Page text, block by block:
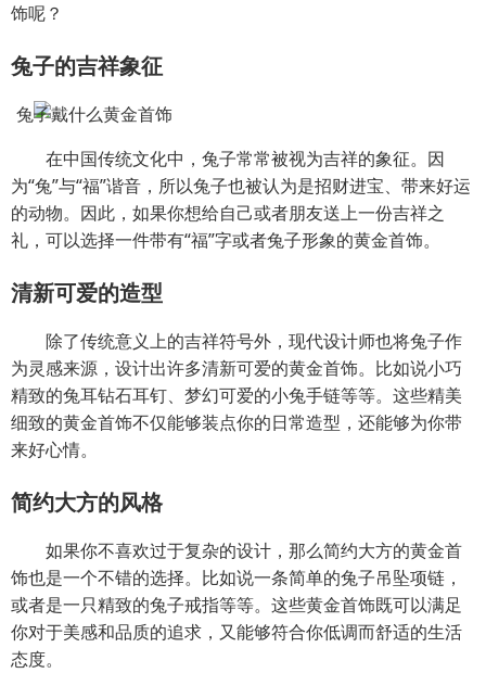
饰呢？
兔子的吉祥象征
在中国传统文化中，兔子常常被视为吉祥的象征。因
为“兔”与“福”谐音，所以兔子也被认为是招财进宝、带来好运
的动物。因此，如果你想给自己或者朋友送上一份吉祥之
礼，可以选择一件带有“福”字或者兔子形象的黄金首饰。
清新可爱的造型
除了传统意义上的吉祥符号外，现代设计师也将兔子作
为灵感来源，设计出许多清新可爱的黄金首饰。比如说小巧
精致的兔耳钻石耳钉、梦幻可爱的小兔手链等等。这些精美
细致的黄金首饰不仅能够装点你的日常造型，还能够为你带
来好心情。
简约大方的风格
如果你不喜欢过于复杂的设计，那么简约大方的黄金首
饰也是一个不错的选择。比如说一条简单的兔子吊坠项链，
或者是一只精致的兔子戒指等等。这些黄金首饰既可以满足
你对于美感和品质的追求，又能够符合你低调而舒适的生活
态度。